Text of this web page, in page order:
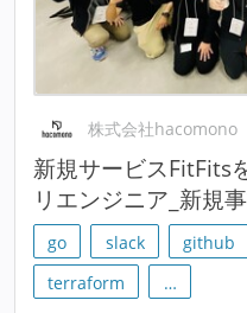
株式会社hacomono
新規サービスFitFits
リエンジニア_新規
go slack github
terraform
…